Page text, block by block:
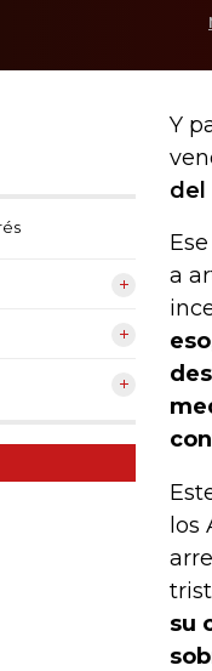
Y
del
a
los
su